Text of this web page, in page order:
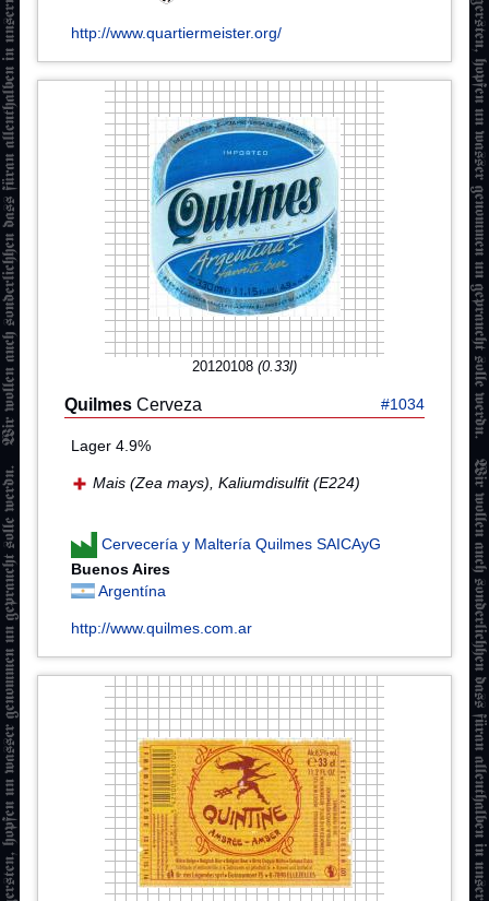
http://www.quartiermeister.org/
20120108 (0.33l)
Quilmes Cerveza #1034
Lager 4.9%
Mais (Zea mays), Kaliumdisulfit (E224)
Cervecería y Maltería Quilmes SAICAyG
Buenos Aires
Argentína
http://www.quilmes.com.ar